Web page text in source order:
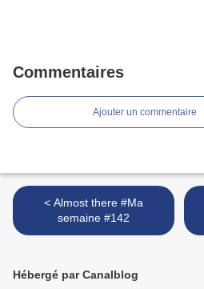
Commentaires
Ajouter un commentaire
< Almost there #Ma
semaine #142
Hébergé par Canalblog